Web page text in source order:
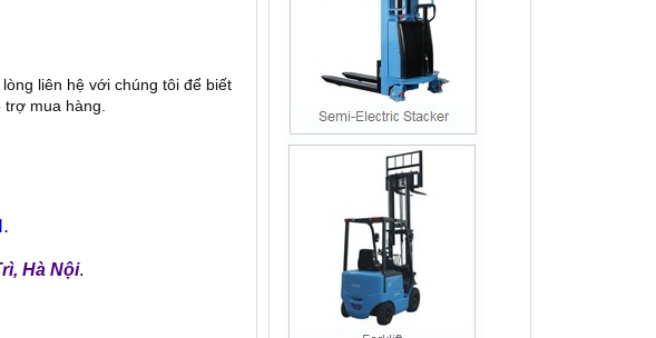
liên hệ với chúng tôi để biết
mua hàng.
Hà Nội.